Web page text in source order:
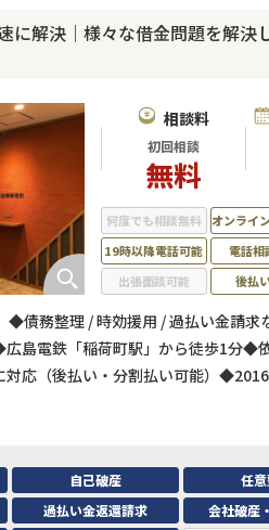
に解決｜様々な借金問題を解決
相談料
初回相談
無料
◆債務整理 / 時効援用 / 過払い金請
島電鉄「稲荷町駅」から徒歩1分◆
対応（後払い・分割払い可能）
何度でも相談無料 オンライ
19時以降電話可能
電話相
出張面談可能
後払
自己破産 任
過払い金返還請求 会社破産